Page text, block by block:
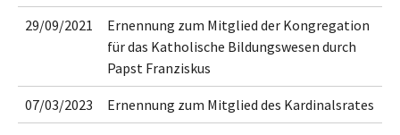
29/09/2021
Ernennung zum Mitglied der Kongregation
für das Katholische Bildungswesen durch
Papst Franziskus
07/03/2023 Ernennung zum Mitglied des Kardinalsrates